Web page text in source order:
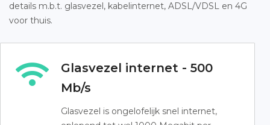
details m.b.t. glasvezel, kabelinternet, ADSL/VDSL en 4G
voor thuis.
Glasvezel internet - 500
Mb/s
Glasvezel is ongelofelijk snel internet,